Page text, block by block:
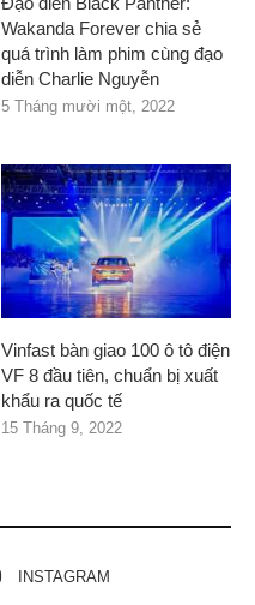
Wakanda Forever chia sẻ
quá trình làm phim cùng đạo
diễn Charlie Nguyễn
5 Tháng mười một, 2022
Vinfast bàn giao 100 ô tô điện
VF 8 đầu tiên, chuẩn bị xuất
khẩu ra quốc tế
15 Tháng 9, 2022
INSTAGRAM